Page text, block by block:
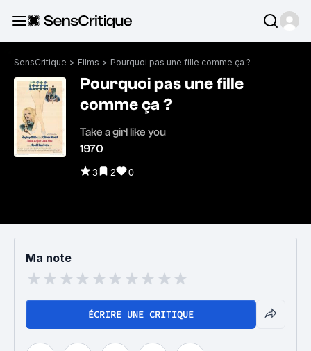
SensCritique > Films > Pourquoi pas une fille comme ça ?
Pourquoi pas une fille
comme ça ?
Take a girl like you
1970
3 2 0
Ma note
ÉCRIRE UNE CRITIQUE